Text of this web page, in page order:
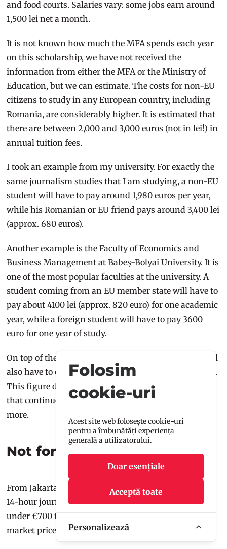
and food courts. Salaries vary: some jobs earn around
1,500 lei net a month.
It is not known how much the MFA spends each year
on this scholarship, we have not received the
information from either the MFA or the Ministry of
Education, but we can estimate. The costs for non-EU
citizens to study in any European country, including
Romania, are considerably higher. It is estimated that
there are between 2,000 and 3,000 euros (not in lei!) in
annual tuition fees.
I took an example from my university. For exactly the
same journalism studies that I am studying, a non-EU
student will have to pay around 1,980 euros per year,
while his Romanian or EU friend pays around 3,400 lei
(approx. 680 euros).
Another example is the Faculty of Economics and
Business Management at Babeș-Bolyai University. It is
one of the most popular faculties at the university. A
student coming from an EU member state will have to
pay about 4100 lei (approx. 820 euro) for one academic
year, while a foreign student will have to pay 3600
euro for one year of study.
On top of these huge tuition fees, foreign students will
also have to obtain a long-stay visa, which costs €120.
This figure doesn't include airfares, apartment rents
that continue to rise every year in student hostels and
more.
Not for the faint-hearted
From Jakarta to Cluj-Napoca, for example, was a long
14-hour journey, with a transit in Istanbul. Anything
under €700 for this flight is considered cheap for its
market price.
Folosim
cookie-uri
Acest site web folosește cookie-uri
pentru a îmbunătăți experiența
generală a utilizatorului.
Doar esențiale
Acceptă toate
Personalizează